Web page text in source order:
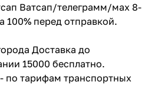
Ватсап/телеграмм/мах 8-
100% перед отправкой.
Доставка до
15000 бесплатно.
по тарифам транспортных